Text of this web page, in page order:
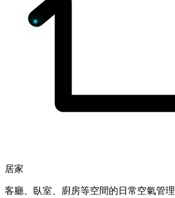
居家
客廳、臥室、廚房等空間的日常空氣管理